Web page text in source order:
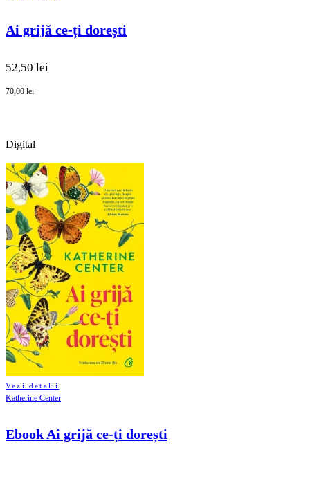
Ai grijă ce-ți dorești
52,50 lei
70,00 lei
Digital
Vezi detalii
Katherine Center
Ebook Ai grijă ce-ți dorești